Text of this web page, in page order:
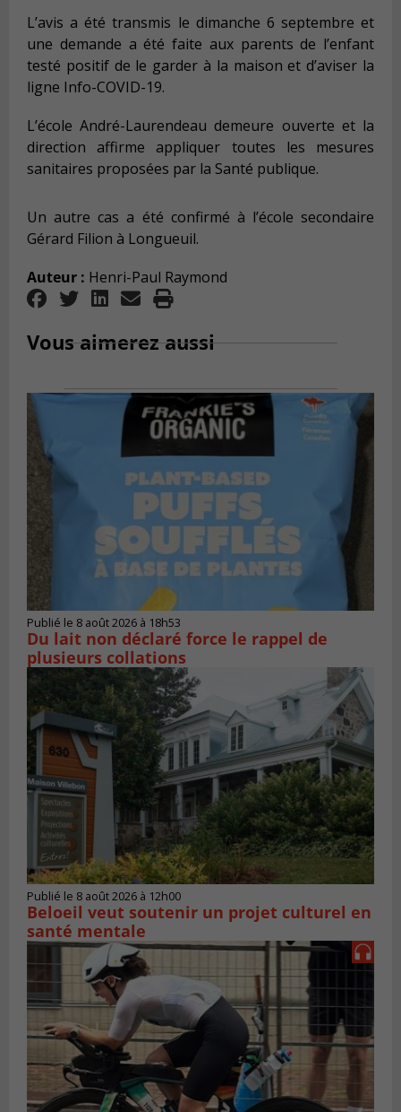
L’avis a été transmis le dimanche 6 septembre et
une demande a été faite aux parents de l’enfant
testé positif de le garder à la maison et d’aviser la
ligne Info-COVID-19.
L’école André-Laurendeau demeure ouverte et la
direction affirme appliquer toutes les mesures
sanitaires proposées par la Santé publique.
Un autre cas a été confirmé à l’école secondaire
Gérard Filion à Longueuil.
Auteur : Henri-Paul Raymond
Vous aimerez aussi
Publié le 8 août 2026 à 18h53
Du lait non déclaré force le rappel de
plusieurs collations
Publié le 8 août 2026 à 12h00
Beloeil veut soutenir un projet culturel en
santé mentale